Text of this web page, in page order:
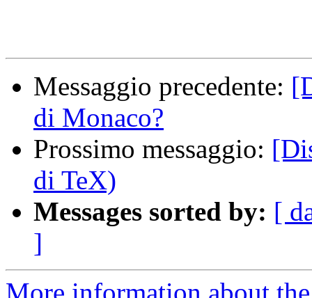
Messaggio precedente:
di Monaco?
Prossimo messaggio:
di TeX)
Messages sorted by: [
]